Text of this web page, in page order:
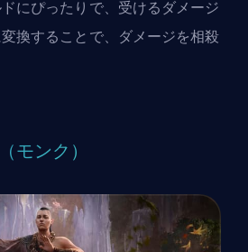
にぴったりで、受けるダメージ
換することで、ダメージを相殺
モンク）